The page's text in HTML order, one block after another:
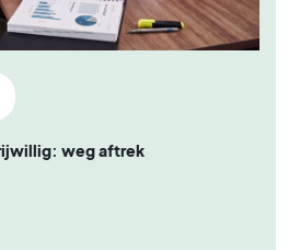
weg aftrek